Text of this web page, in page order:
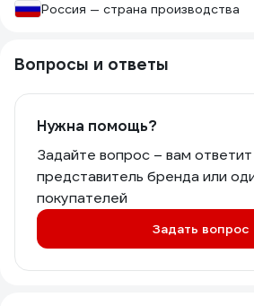
Россия — страна производства
Вопросы и ответы
Нужна помощь?
Задайте вопрос – вам
представитель бренда или
покупателей
Задать вопрос